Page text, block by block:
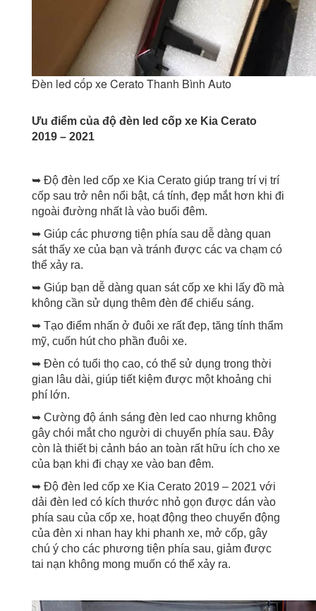
Đèn led cốp xe Cerato Thanh Bình Auto
Ưu điểm của độ đèn led cốp xe Kia Cerato
2019 – 2021
➥ Độ đèn led cốp xe Kia Cerato giúp trang trí vị trí
cốp sau trở nên nổi bật, cá tính, đẹp mắt hơn khi đi
ngoài đường nhất là vào buổi đêm.
➥ Giúp các phương tiện phía sau dễ dàng quan
sát thấy xe của bạn và tránh được các va chạm có
thể xảy ra.
➥ Giúp bạn dễ dàng quan sát cốp xe khi lấy đồ mà
không cần sử dụng thêm đèn để chiếu sáng.
➥ Tạo điểm nhấn ở đuôi xe rất đẹp, tăng tính thẩm
mỹ, cuốn hút cho phần đuôi xe.
➥ Đèn có tuổi thọ cao, có thể sử dụng trong thời
gian lâu dài, giúp tiết kiệm được một khoảng chi
phí lớn.
➥ Cường độ ánh sáng đèn led cao nhưng không
gây chói mắt cho người di chuyển phía sau. Đây
còn là thiết bị cảnh báo an toàn rất hữu ích cho xe
của bạn khi đi chạy xe vào ban đêm.
➥ Độ đèn led cốp xe Kia Cerato 2019 – 2021 với
dải đèn led có kích thước nhỏ gọn được dán vào
phía sau của cốp xe, hoạt động theo chuyển động
của đèn xi nhan hay khi phanh xe, mở cốp, gây
chú ý cho các phương tiện phía sau, giảm được
tai nạn không mong muốn có thể xảy ra.